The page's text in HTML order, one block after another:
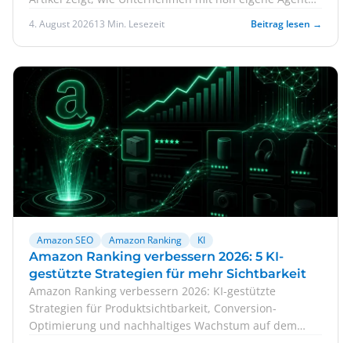
produktiven Einsatz.
4. August 202613 Min. Lesezeit Beitrag lesen →
Amazon SEO Amazon Ranking KI
Amazon Ranking verbessern 2026: 5 KI-
gestützte Strategien für mehr Sichtbarkeit
Amazon Ranking verbessern 2026: KI-gestützte
Strategien für Produktsichtbarkeit, Conversion-
Optimierung und nachhaltiges Wachstum auf dem